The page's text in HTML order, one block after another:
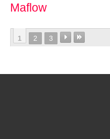
Maflow
1 2 3